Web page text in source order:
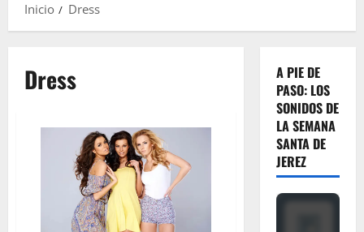
Inicio
Dress
Dress
A PIE DE
PASO: LOS
SONIDOS DE
LA SEMANA
SANTA DE
JEREZ